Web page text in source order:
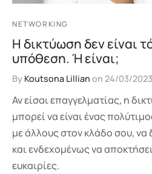
NETWORKING
Η δικτύωση δεν είναι
υπόθεση. Ή είναι;
By Koutsona Lillian on 24/03/2023
Αν είσαι επαγγελματίας, η
μπορεί να είναι ένας
με άλλους στον κλάδο σου,
και ενδεχομένως να
ευκαιρίες.